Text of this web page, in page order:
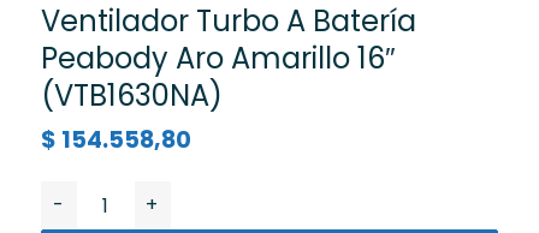
Ventilador Turbo A Batería
Peabody Aro Amarillo 16″
(VTB1630NA)
$ 154.558,80
Ventilador Turbo A Batería Peabody Aro Amarillo 16"